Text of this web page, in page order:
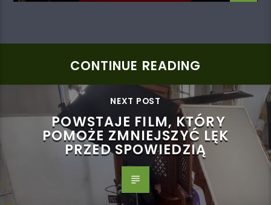
CONTINUE READING
NEXT POST
POWSTAJE FILM, KTÓRY
POMOŻE ZMNIEJSZYĆ LĘK
PRZED SPOWIEDZIĄ